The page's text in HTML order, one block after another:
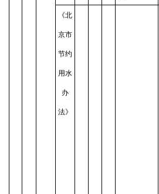
《北
京市
节约
用水
办
法》